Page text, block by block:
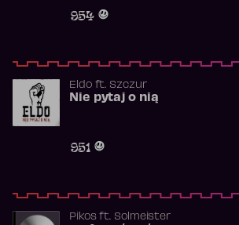
954
Eldoft. Szczur
Nie pytaj o nią
951
Pikosft. Solmeister